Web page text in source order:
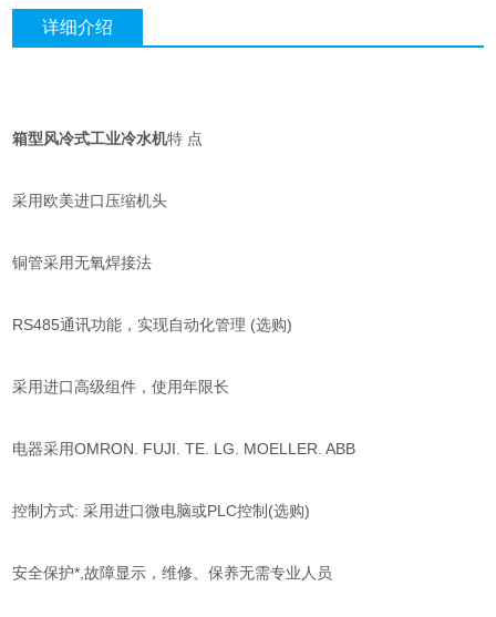
详细介绍
箱型风冷式工业冷水机特 点
采用欧美进口压缩机头
铜管采用无氧焊接法
RS485通讯功能，实现自动化管理 (选购)
采用进口高级组件，使用年限长
电器采用OMRON. FUJI. TE. LG. MOELLER. ABB
控制方式: 采用进口微电脑或PLC控制(选购)
安全保护*,故障显示，维修、保养无需专业人员